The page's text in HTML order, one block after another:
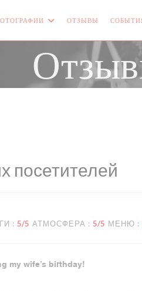
ОТЗЫВЫ
посетителей
: 5/5 АТМОСФЕРА : 5/5 МЕНЮ :
my wife’s birthday!